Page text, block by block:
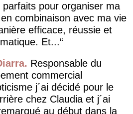
parfaits pour organiser ma
combinaison avec ma vie
efficace, réussie et
Et...
Responsable du
commercial
j´ai décidé pour le
chez Claudia et j´ai
au début dans la